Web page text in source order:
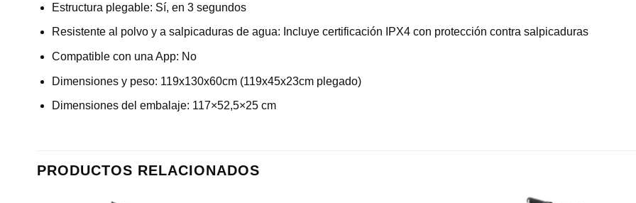
Estructura plegable: Sí, en 3 segundos
Resistente al polvo y a salpicaduras de agua: Incluye certificación IPX4 con protección contra salpicaduras
Compatible con una App: No
Dimensiones y peso: 119x130x60cm (119x45x23cm plegado)
Dimensiones del embalaje: 117×52,5×25 cm
PRODUCTOS RELACIONADOS